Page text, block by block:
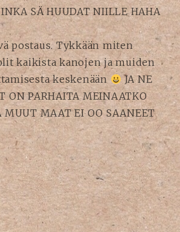
SÄ HUUDAT NIILLE HAHA
postaus. Tykkään miten
kaikista kanojen ja muiden
keskenään
JA NE
ON PARHAITA MEINAATKO
MUUT MAAT EI OO SAANEET